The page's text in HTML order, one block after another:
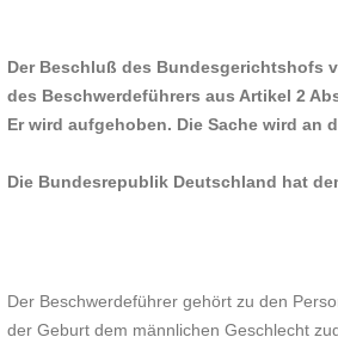
Der Beschluß des Bundesgerichtshofs
des Beschwerdeführers aus Artikel 2
Er wird aufgehoben. Die Sache wird an
Die Bundesrepublik Deutschland hat
Der Beschwerdeführer gehört zu den
der Geburt dem männlichen Geschlecht